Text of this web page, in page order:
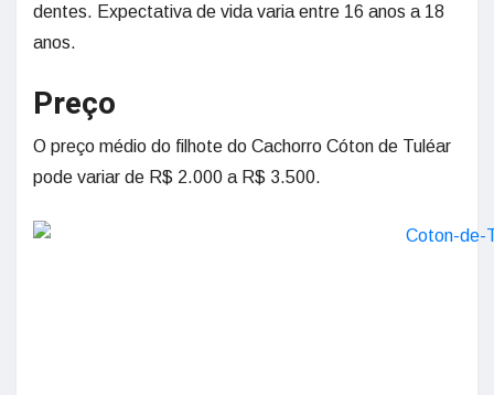
dentes. Expectativa de vida varia entre 16 anos a 18
anos.
Preço
O preço médio do filhote do Cachorro Cóton de Tuléar
pode variar de R$ 2.000 a R$ 3.500.